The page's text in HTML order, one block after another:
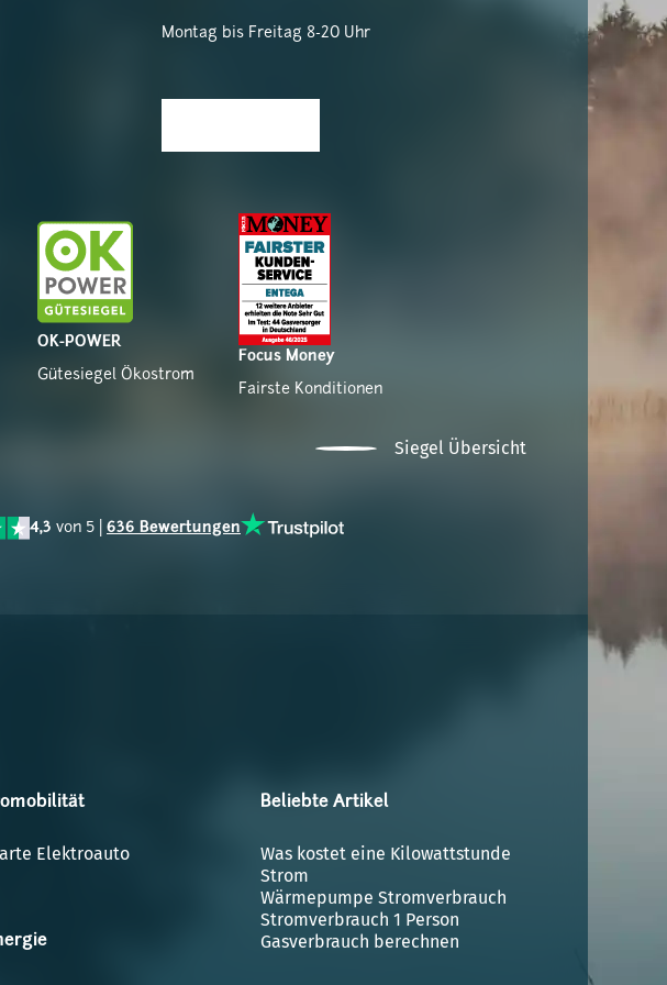
Montag bis Freitag 8-20 Uhr
OK-POWER
Gütesiegel Ökostrom
Focus Money
Fairste Konditionen
Siegel Übersicht
4,3 von 5 | 636 Bewertungen
Elektroauto
Beliebte Artikel
Was kostet eine Kilowattstunde
Strom
Wärmepumpe Stromverbrauch
Stromverbrauch 1 Person
Gasverbrauch berechnen